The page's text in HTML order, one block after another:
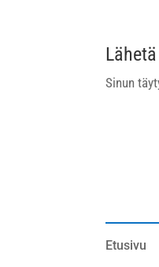
Sinun
Etusivu